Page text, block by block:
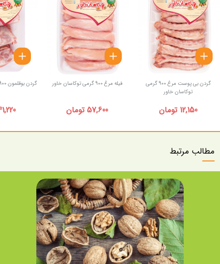
گردن بی پوست مرغ 900 گرمی
توکاسان خاور
12,150 تومان
فیله مرغ 900 گرمی توکاسان خاور
57,600 تومان
گردن بوقلمون 900 گرمی توکاسان خاور
41,220
مطالب مرتبط